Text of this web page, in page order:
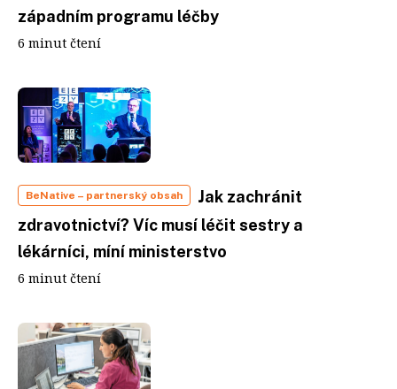
západním programu léčby
6 minut čtení
BeNative – partnerský obsah
Jak zachránit
zdravotnictví? Víc musí léčit sestry a
lékárníci, míní ministerstvo
6 minut čtení